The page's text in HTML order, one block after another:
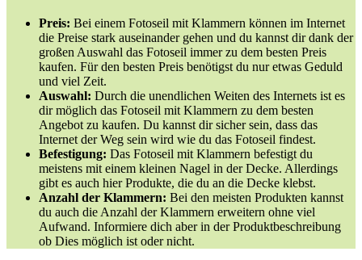
Preis: Bei einem Fotoseil mit Klammern können im Internet
die Preise stark auseinander gehen und du kannst dir dank der
großen Auswahl das Fotoseil immer zu dem besten Preis
kaufen. Für den besten Preis benötigst du nur etwas Geduld
und viel Zeit.
Auswahl: Durch die unendlichen Weiten des Internets ist es
dir möglich das Fotoseil mit Klammern zu dem besten
Angebot zu kaufen. Du kannst dir sicher sein, dass das
Internet der Weg sein wird wie du das Fotoseil findest.
Befestigung: Das Fotoseil mit Klammern befestigt du
meistens mit einem kleinen Nagel in der Decke. Allerdings
gibt es auch hier Produkte, die du an die Decke klebst.
Anzahl der Klammern: Bei den meisten Produkten kannst
du auch die Anzahl der Klammern erweitern ohne viel
Aufwand. Informiere dich aber in der Produktbeschreibung
ob Dies möglich ist oder nicht.